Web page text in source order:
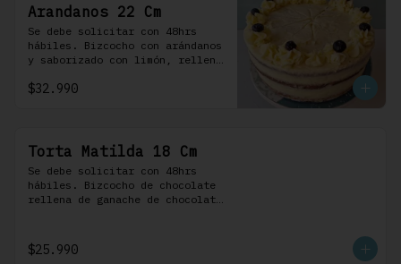
Arandanos 22 Cm
Se debe solicitar con 48hrs
hábiles. Bizcocho con arándanos
y saborizado con limón, rellena
rojos y cubierta con un
$32.990
Torta Matilda 18 Cm
Se debe solicitar con 48hrs
hábiles. Bizcocho de chocolate
rellena de ganache de chocolate
chocolate.
$25.990